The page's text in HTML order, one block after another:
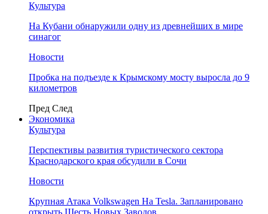
Культура
На Кубани обнаружили одну из древнейших в мире
синагог
Новости
Пробка на подъезде к Крымскому мосту выросла до 9
километров
Пред След
Экономика
Культура
Перспективы развития туристического сектора
Краснодарского края обсудили в Сочи
Новости
Крупная Атака Volkswagen На Tesla. Запланировано
открыть Шесть Новых Заводов